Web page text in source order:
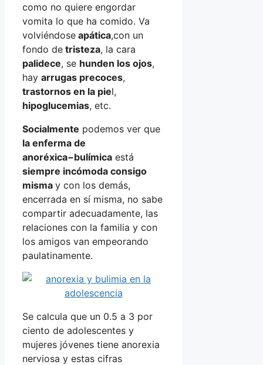
como no quiere engordar
vomita lo que ha comido. Va
volviéndose apática,con un
fondo de tristeza, la cara
palidece, se hunden los ojos,
hay arrugas precoces,
trastornos en la piel,
hipoglucemias, etc.
Socialmente podemos ver que
la enferma de
anoréxica−bulímica está
siempre incómoda consigo
misma y con los demás,
encerrada en sí misma, no sabe
compartir adecuadamente, las
relaciones con la familia y con
los amigos van empeorando
paulatinamente.
Se calcula que un 0.5 a 3 por
ciento de adolescentes y
mujeres jóvenes tiene anorexia
nerviosa y estas cifras